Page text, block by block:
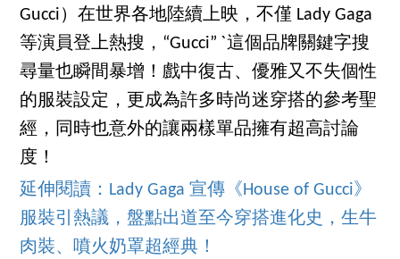
Gucci）在世界各地陸續上映，不僅 Lady Gaga
等演員登上熱搜，“Gucci” ˋ這個品牌關鍵字搜
尋量也瞬間暴增！戲中復古、優雅又不失個性
的服裝設定，更成為許多時尚迷穿搭的參考聖
經，同時也意外的讓兩樣單品擁有超高討論
度！
延伸閱讀：Lady Gaga 宣傳《House of Gucci》
服裝引熱議，盤點出道至今穿搭進化史，生牛
肉裝、噴火奶罩超經典！